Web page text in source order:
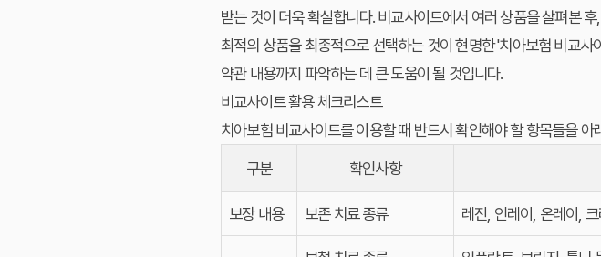
받는 것이 더욱 확실합니다. 비교사이트에서 여러 상품을 살펴본
최적의 상품을 최종적으로 선택하는 것이 현명한 '치아보험 비교
약관 내용까지 파악하는 데 큰 도움이 될 것입니다.
비교사이트 활용 체크리스트
치아보험 비교사이트를 이용할 때 반드시 확인해야 할 항목들을 아
구분
확인사항
보장 내용 보존 치료 종류 레진, 인레이, 온레이,